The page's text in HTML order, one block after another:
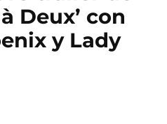
Deux’ con
y Lady